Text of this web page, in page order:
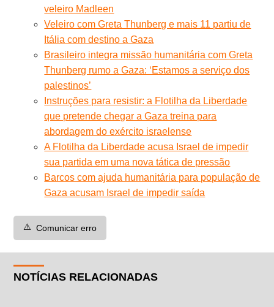
veleiro Madleen
Veleiro com Greta Thunberg e mais 11 partiu de
Itália com destino a Gaza
Brasileiro integra missão humanitária com Greta
Thunberg rumo a Gaza: ‘Estamos a serviço dos
palestinos’
Instruções para resistir: a Flotilha da Liberdade
que pretende chegar a Gaza treina para
abordagem do exército israelense
A Flotilha da Liberdade acusa Israel de impedir
sua partida em uma nova tática de pressão
Barcos com ajuda humanitária para população de
Gaza acusam Israel de impedir saída
⚠️ Comunicar erro
NOTÍCIAS RELACIONADAS